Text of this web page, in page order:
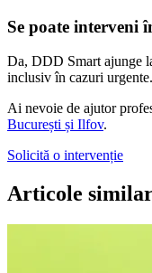
Se poate interveni
Da, DDD Smart ajunge
inclusiv în cazuri urgente.
Ai nevoie de ajutor
București și Ilfov.
Solicită o intervenție
Articole